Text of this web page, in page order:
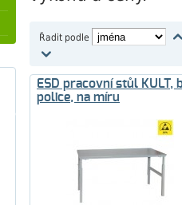
Řadit podle
ESD pracovní stůl KULT,
police, na míru